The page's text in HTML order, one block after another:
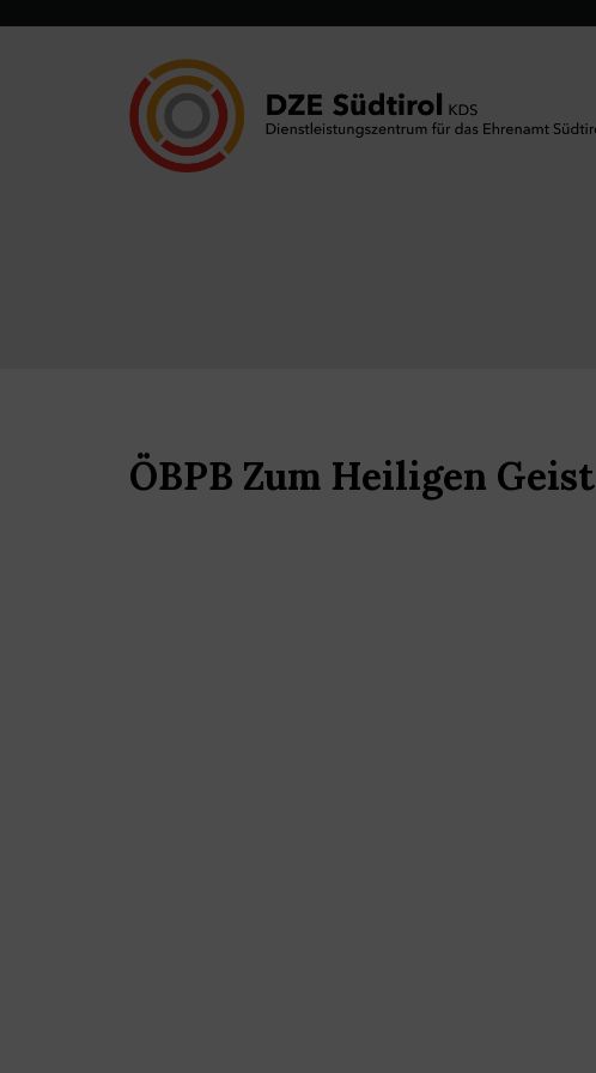
ÖBPB Zum Heiligen Geist